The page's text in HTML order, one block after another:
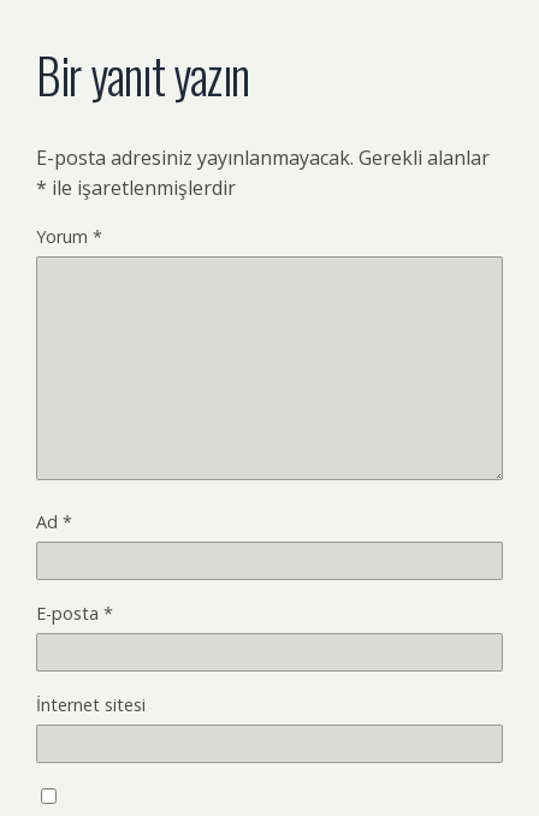
Bir yanıt yazın
E-posta adresiniz yayınlanmayacak. Gerekli alanlar
* ile işaretlenmişlerdir
Yorum *
Ad *
E-posta *
İnternet sitesi